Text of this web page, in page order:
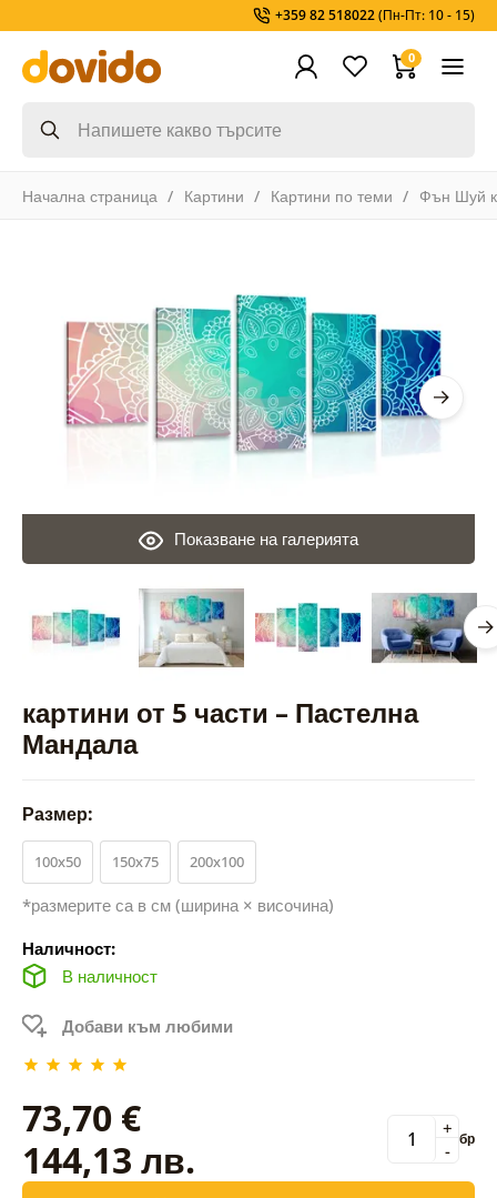
+359 82 518022(Пн-Пт: 10 - 15)
0
Начална страница Картини Картини по теми Фън Шуй
картини от 5 части – Пастелна
Мандала
Показване на галерията
Размер:
100x50 150x75 200x100
*размерите са в см (ширина × височина)
Наличност:
В наличност
Добави към любими
73,70 €
144,13 лв.
-
+ бр